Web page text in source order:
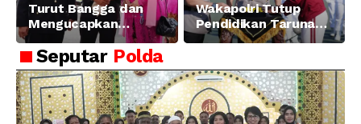
Turut Bangga dan
Mengucapkan
Selamat dan Sukses
Atas Pelantikan
Putra Brigjen Pol Drs,
A.M Kamal. Sebagai
Perwira Polri Lulusan
AKPOL 2026
Wakapolri Tutup
Pendidikan Taruna
Akpol Angkatan ke-
Amanat Kapolri
kepada 282 Capaja
Seputar Polda